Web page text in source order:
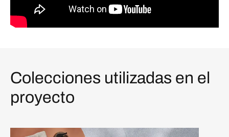
Colecciones utilizadas en el
proyecto